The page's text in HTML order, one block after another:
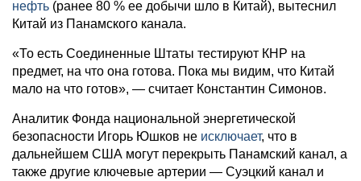
нефть (ранее 80 % ее добычи шло в Китай), вытеснил
Китай из Панамского канала.
«То есть Соединенные Штаты тестируют КНР на
предмет, на что она готова. Пока мы видим, что Китай
мало на что готов», — считает Константин Симонов.
Аналитик Фонда национальной энергетической
безопасности Игорь Юшков не исключает, что в
дальнейшем США могут перекрыть Панамский канал, а
также другие ключевые артерии — Суэцкий канал и